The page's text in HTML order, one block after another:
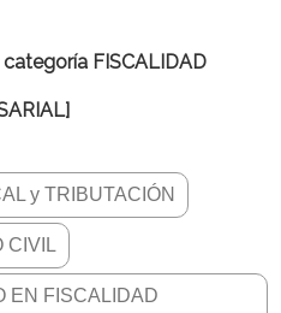
FISCALIDAD
y TRIBUTACIÓN
CIVIL
EN FISCALIDAD